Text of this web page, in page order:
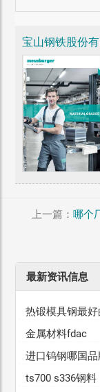
宝山钢铁股份
上一篇： 哪个
最新资讯信息
热锻模具钢最
金属材料fdac
进口钨钢哪国
ts700 s336钢料